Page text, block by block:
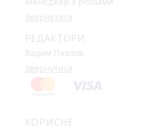
Звернутися
РЕДАКТОРИ
Вадим Павлов
Звернутися
КОРИСНЕ